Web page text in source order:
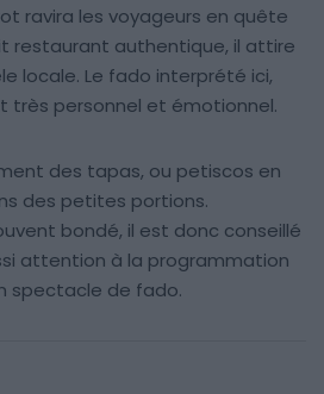
ravira les voyageurs en quête
restaurant authentique, il attire
locale. Le fado interprété ici,
très personnel et émotionnel.
des tapas, ou petiscos en
des petites portions.
bondé, il est donc conseillé
attention à la programmation
spectacle de fado.